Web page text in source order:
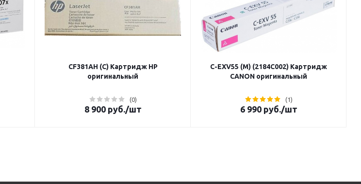
CF381AH (C) Картридж HP
оригинальный
(0)
8 900руб./шт
C-EXV55 (M) (2184C002) Картридж
CANON оригинальный
(1)
6 990руб./шт